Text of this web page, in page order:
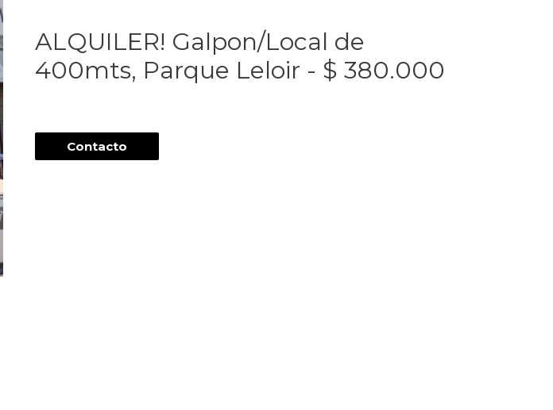
ALQUILER! Galpon/Local de
400mts, Parque Leloir - $ 380.000
Contacto